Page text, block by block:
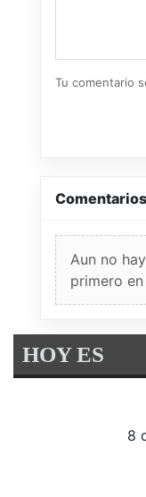
Tu comentario
Comentarios
Aun no
primero
HOY ES
8